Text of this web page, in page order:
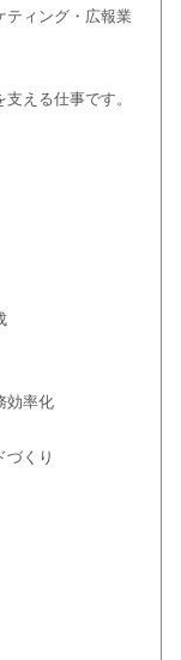
ティング・広報業
える仕事です。
効率化
づくり